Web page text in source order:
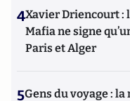
4Xavier Driencourt :
Mafia ne signe
Paris et Alger
5Gens du voyage :